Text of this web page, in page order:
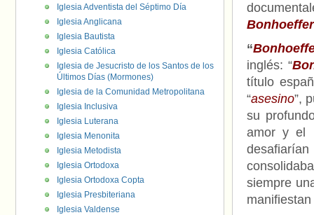
Bonhoeffer
“
inglés: “
título
“asesino”,
su
amor y el
siempre
Iglesia Adventista del Séptimo Día
Iglesia Anglicana
Iglesia Bautista
Iglesia Católica
Iglesia de Jesucristo de los Santos de los
Últimos Días (Mormones)
Iglesia de la Comunidad Metropolitana
Iglesia Inclusiva
Iglesia Luterana
Iglesia Menonita
Iglesia Metodista
Iglesia Ortodoxa
Iglesia Ortodoxa Copta
Iglesia Presbiteriana
Iglesia Valdense